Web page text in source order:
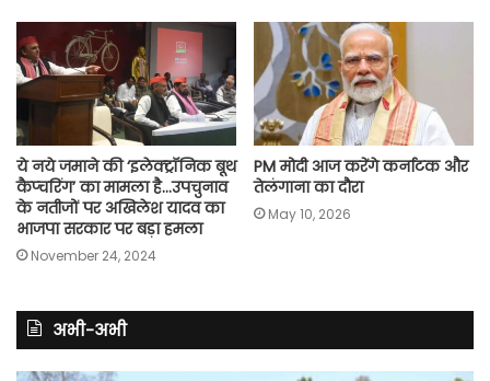
ये नये जमाने की ‘इलेक्ट्रॉनिक बूथ
कैप्चरिंग’ का मामला है…उपचुनाव
के नतीजों पर अखिलेश यादव का
भाजपा सरकार पर बड़ा हमला
November 24, 2024
PM मोदी आज करेंगे कर्नाटक और
तेलंगाना का दौरा
May 10, 2026
अभी-अभी